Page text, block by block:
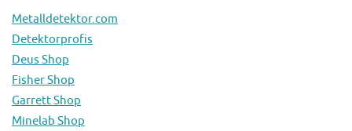
Metalldetektor.com
Detektorprofis
Deus Shop
Fisher Shop
Garrett Shop
Minelab Shop